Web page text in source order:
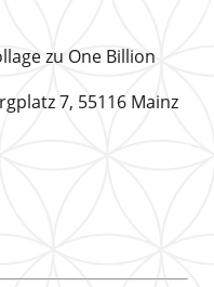
zu One Billion
7, 55116 Mainz